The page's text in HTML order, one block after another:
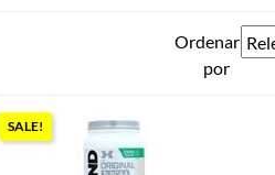
Ordenar
por
SALE!